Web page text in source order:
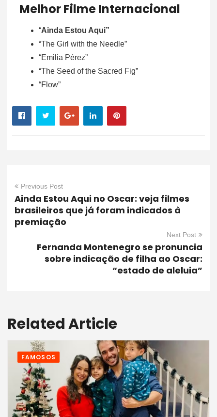
Melhor Filme Internacional
“Ainda Estou Aqui”
“The Girl with the Needle”
“Emilia Pérez”
“The Seed of the Sacred Fig”
“Flow”
Previous Post
Ainda Estou Aqui no Oscar: veja filmes
brasileiros que já foram indicados à
premiação
Next Post
Fernanda Montenegro se pronuncia
sobre indicação de filha ao Oscar:
“estado de aleluia”
Related Article
FAMOSOS